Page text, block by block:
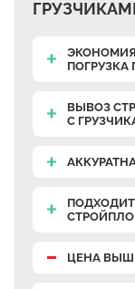
Нижнее Велино
Каменное
Зелёная Слобода
Ильинское
Редькино
ВЫВОЗ
С
ЦЕНА